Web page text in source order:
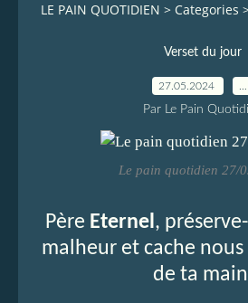
LE PAIN QUOTIDIEN > Categories
Verset du jour
27.05.2024
Par Le Pain
Le pain quotidien 27/
Père Eternel ,
malheur et cache nous
de ta